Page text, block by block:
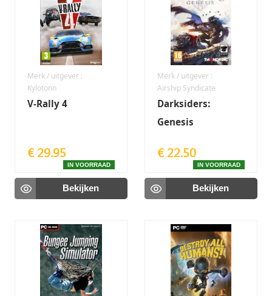
Merk / uitgever :
Kylotonn
V-Rally 4
€ 29.95
IN VOORRAAD
Bekijken
Merk / uitgever :
Airship Syndicate
Darksiders:
Genesis
€ 22.50
IN VOORRAAD
Bekijken